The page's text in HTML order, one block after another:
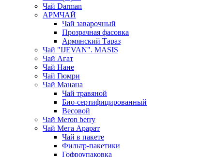
Чай Darman
АРМЧАЙ
Чай заварочный
Прозрачная фасовка
Армянский Тараз
Чай "IJEVAN". MASIS
Чай Агат
Чай Нане
Чай Гюмри
Чай Манана
Чай травяной
Био-сертифицированный
Весовой
Чай Meron berry
Чай Мега Арарат
Чай в пакете
Фильтр-пакетики
Гофроупаковка